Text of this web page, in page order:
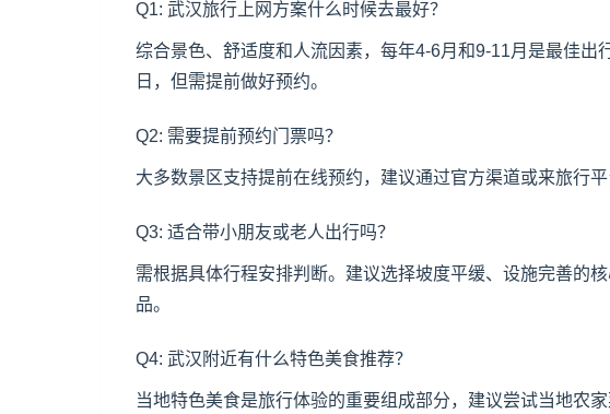
Q1: 武汉旅行上网方案什么时候去最好？
综合景色、舒适度和人流因素，每年4-6月和9-11月是最佳
日，但需提前做好预约。
Q2: 需要提前预约门票吗？
大多数景区支持提前在线预约，建议通过官方渠道或来旅行
Q3: 适合带小朋友或老人出行吗？
需根据具体行程安排判断。建议选择坡度平缓、设施完善的
品。
Q4: 武汉附近有什么特色美食推荐？
当地特色美食是旅行体验的重要组成部分，建议尝试当地农